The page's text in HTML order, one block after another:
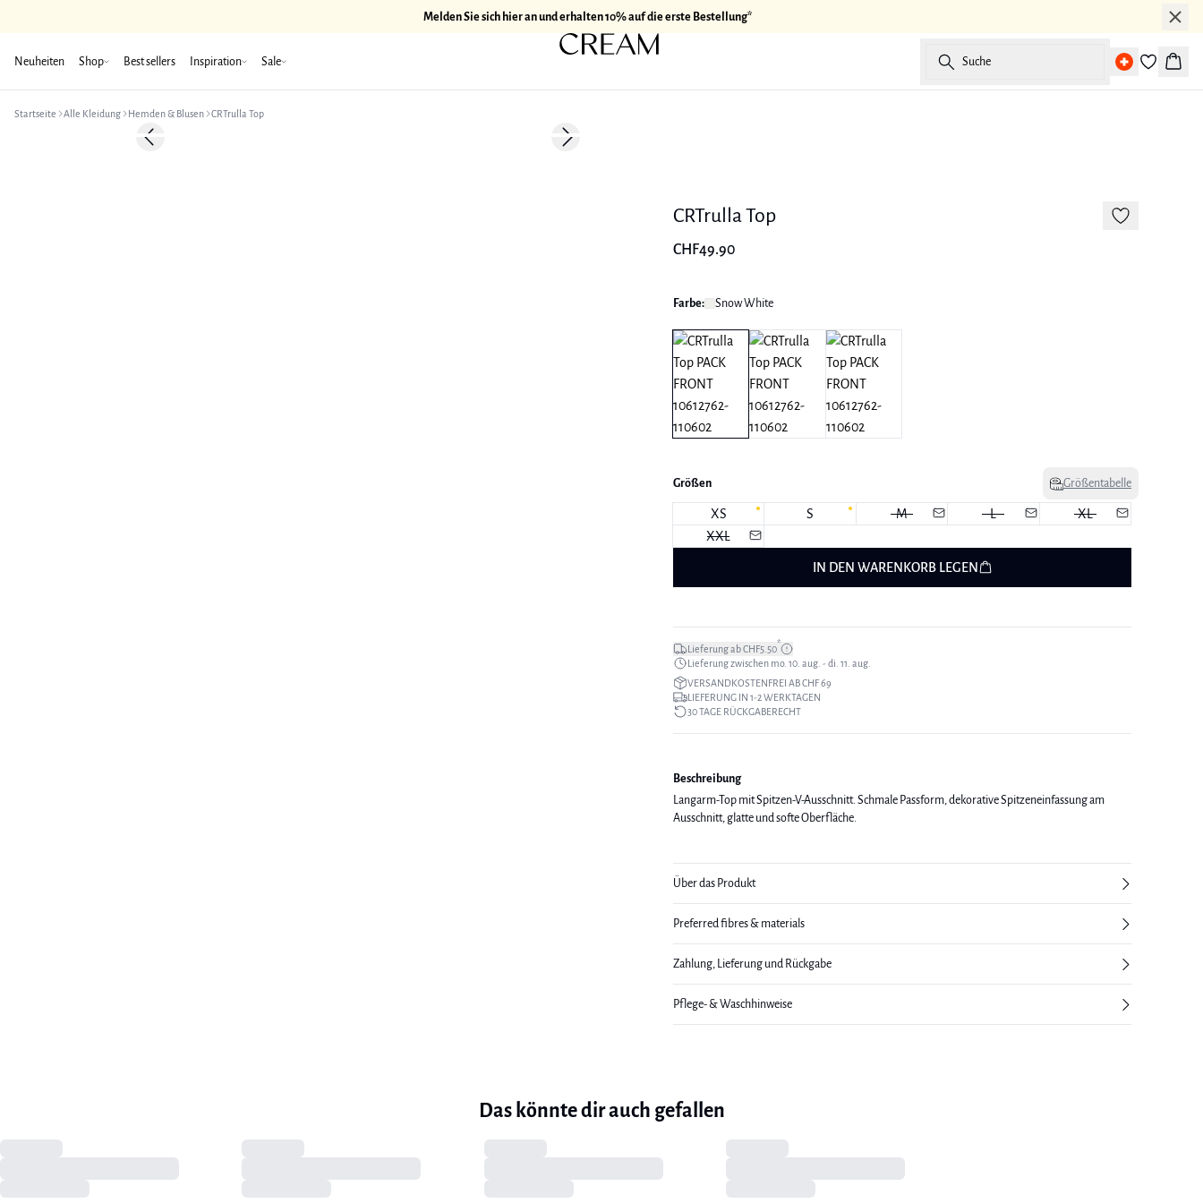
Melden Sie sich hier an und erhalten 10% auf die erste Bestellung*
Neuheiten Shop Best sellers Inspiration Sale Suche
Startseite Alle Kleidung Hemden & Blusen CRTrulla Top
Previous slide Next slide
CRTrulla Top
CHF49.90
Farbe: Snow White
Größen Größentabelle
XS S M L
XL
XXL
IN DEN WARENKORB LEGEN
Lieferung ab CHF5.50*
Lieferung zwischen mo. 10. aug. - di. 11. aug.
VERSANDKOSTENFREI AB CHF 69
LIEFERUNG IN 1-2 WERKTAGEN
30 TAGE RÜCKGABERECHT
Beschreibung
Langarm-Top mit Spitzen-V-Ausschnitt. Schmale Passform, dekorative Spitzeneinfassung am
Ausschnitt, glatte und softe Oberfläche.
Über das Produkt
Preferred fibres & materials
Zahlung, Lieferung und Rückgabe
Pflege- & Waschhinweise
Das könnte dir auch gefallen